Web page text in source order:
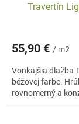
Travertín
55,90 € / m2
Vonkajšia dlažba
béžovej farbe.
rovnomerný a